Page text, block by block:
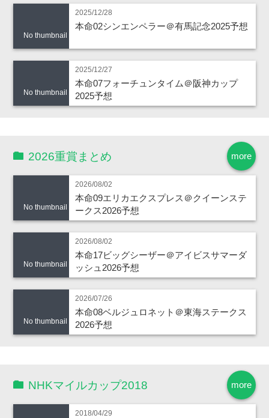
No thumbnail
2025/12/28
本命02シンエンペラー＠有馬記念2025予想
No thumbnail
2025/12/27
本命07フォーチュンタイム＠阪神カップ
2025予想
more
2026重賞まとめ
No thumbnail
2026/08/02
本命09エリカエクスプレス＠クイーンステ
ークス2026予想
No thumbnail
2026/08/02
本命17ビッグシーザー＠アイビスサマーダ
ッシュ2026予想
No thumbnail
2026/07/26
本命08ベルジュロネット＠東海ステークス
2026予想
more
NHKマイルカップ2018
2018/04/29